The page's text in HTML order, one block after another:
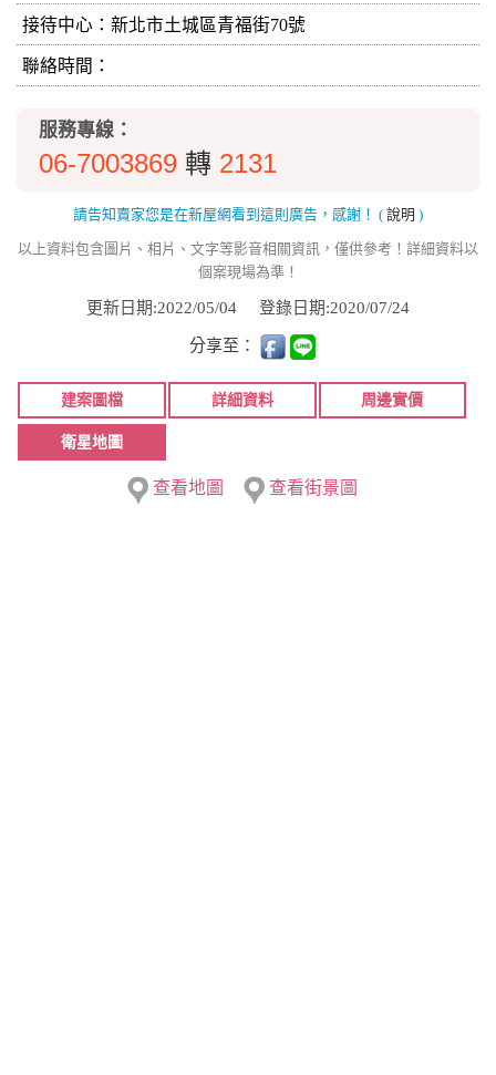
接待中心：新北市土城區青福街70號
聯絡時間：
服務專線：
06-7003869 轉 2131
請告知賣家您是在新屋網看到這則廣告，感謝！ ( 說明 )
以上資料包含圖片、相片、文字等影音相關資訊，僅供參考！詳細資料以
個案現場為準！
更新日期:2022/05/04 登錄日期:2020/07/24
分享至：
建案圖檔 詳細資料 周邊實價
衛星地圖
查看地圖 查看街景圖